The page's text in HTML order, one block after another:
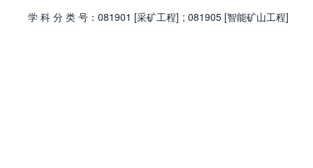
学 科 分 类 号： 081901 [采矿工程] ; 081905 [智能矿山工程]